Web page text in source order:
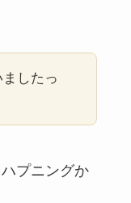
したっ
プニングか